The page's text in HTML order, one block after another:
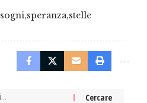
sogni speranza stelle